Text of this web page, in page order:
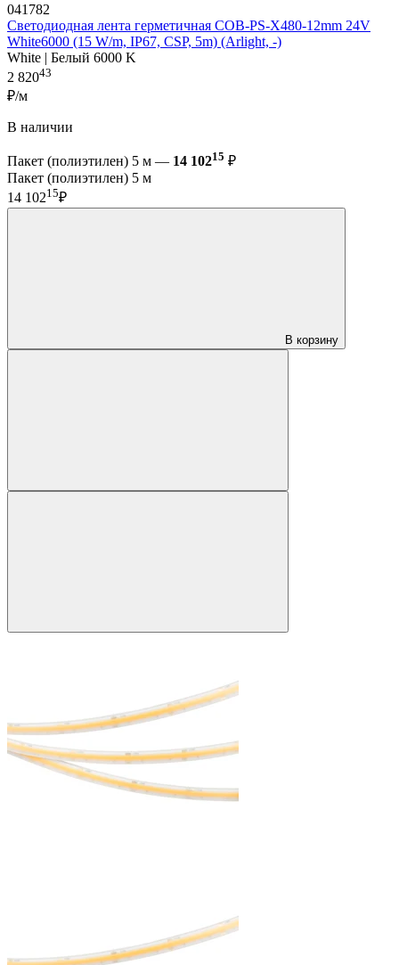
041782
Светодиодная лента герметичная COB-PS-X480-12mm 24V
White6000 (15 W/m, IP67, CSP, 5m) (Arlight, -)
White | Белый 6000 K
2 82043
₽/м
В наличии
Пакет (полиэтилен) 5 м — 14 10215 ₽
Пакет (полиэтилен) 5 м
14 10215₽
В корзину